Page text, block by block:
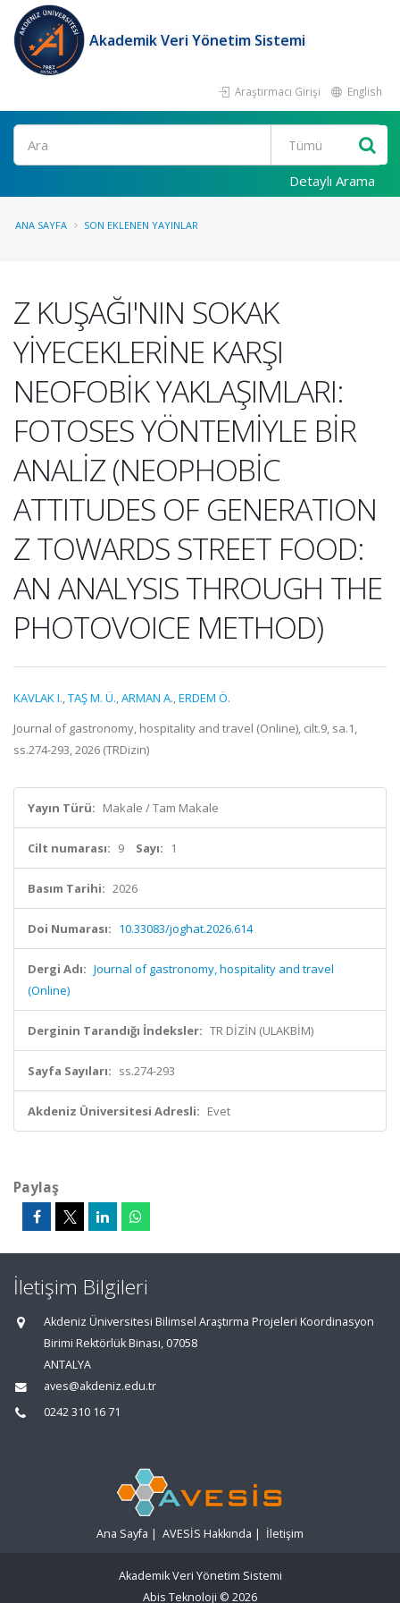
Akademik Veri Yönetim Sistemi
Araştırmacı Girişi English
Ara
Detaylı Arama
ANA SAYFA SON EKLENEN YAYINLAR
Z KUŞAĞI'NIN SOKAK
YİYECEKLERİNE KARŞI
NEOFOBİK YAKLAŞIMLARI:
FOTOSES YÖNTEMİYLE BİR
ANALİZ (NEOPHOBİC
ATTITUDES OF GENERATION
Z TOWARDS STREET FOOD:
AN ANALYSIS THROUGH THE
PHOTOVOICE METHOD)
KAVLAK I.,TAŞ M. Ü.,ARMAN A.,ERDEM Ö.
Journal of gastronomy, hospitality and travel (Online), cilt.9, sa.1,
ss.274-293, 2026 (TRDizin)
Yayın Türü: Makale / Tam Makale
Cilt numarası: 9 Sayı: 1
Basım Tarihi: 2026
Doi Numarası: 10.33083/joghat.2026.614
Dergi Adı: Journal of gastronomy, hospitality and travel
(Online)
Derginin Tarandığı İndeksler: TR DİZİN (ULAKBİM)
Sayfa Sayıları: ss.274-293
Akdeniz Üniversitesi Adresli: Evet
Paylaş
İletişim Bilgileri
Akdeniz Üniversitesi Bilimsel Araştırma Projeleri Koordinasyon
Birimi Rektörlük Binası, 07058
ANTALYA
aves@akdeniz.edu.tr
0242 310 16 71
Ana Sayfa | AVESİS Hakkında | İletişim
Akademik Veri Yönetim Sistemi
Abis Teknoloji © 2026